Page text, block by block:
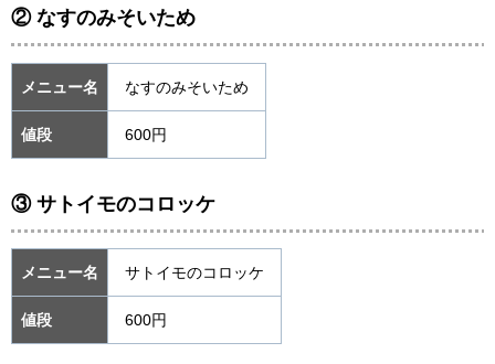
② なすのみそいため
メニュー名 なすのみそいため
値段 600円
③ サトイモのコロッケ
メニュー名 サトイモのコロッケ
値段 600円